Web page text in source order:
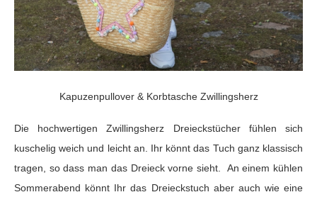
Kapuzenpullover & Korbtasche Zwillingsherz
Die hochwertigen Zwillingsherz Dreieckstücher fühlen sich
kuschelig weich und leicht an. Ihr könnt das Tuch ganz klassisch
tragen, so dass man das Dreieck vorne sieht. An einem kühlen
Sommerabend könnt Ihr das Dreieckstuch aber auch wie eine